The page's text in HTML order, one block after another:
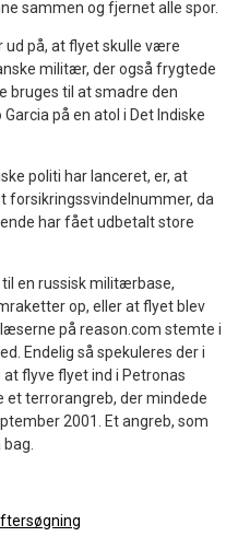
sammen og fjernet alle spor.
ud på, at flyet skulle være
militær, der også frygtede
bruges til at smadre den
på en atol i Det Indiske
politi har lanceret, er, at
forsikringssvindelnummer, da
har fået udbetalt store
en russisk militærbase,
op, eller at flyet blev
på reason.com stemte i
Endelig så spekuleres der i
flyve flyet ind i Petronas
et terrorangreb, der mindede
2001. Et angreb, som